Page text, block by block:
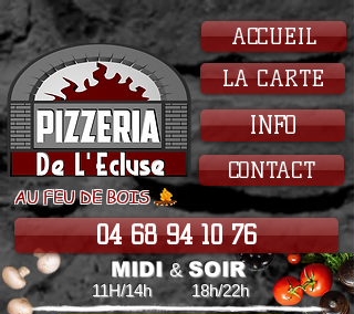
ACCUEIL
LA CARTE
INFO
CONTACT
AU FEU DE BOIS
04 68 94 10 76
MIDI & SOIR
11H/14h18h/22h